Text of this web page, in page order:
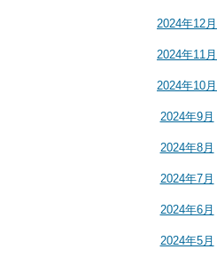
2024年12月
2024年11月
2024年10月
2024年9月
2024年8月
2024年7月
2024年6月
2024年5月